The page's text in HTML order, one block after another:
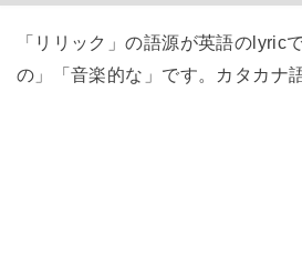
「リリック」の語源が英語のlyric
の」「音楽的な」です。カタカナ